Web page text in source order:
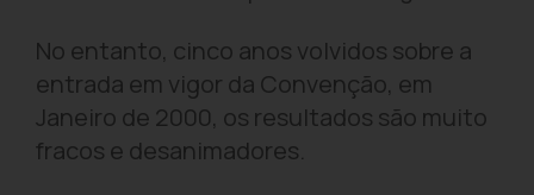
No entanto, cinco anos volvidos sobre a
entrada em vigor da Convenção, em
Janeiro de 2000, os resultados são muito
fracos e desanimadores.